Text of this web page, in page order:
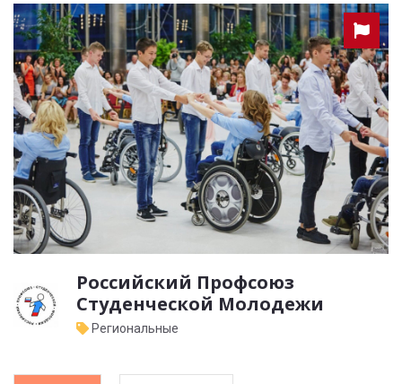
Российский Профсоюз
Студенческой Молодежи
Региональные